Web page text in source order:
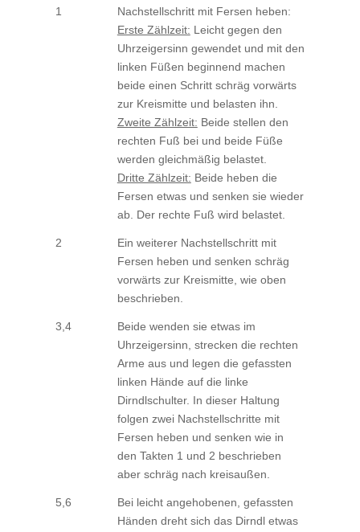
1
Nachstellschritt mit Fersen heben:
Erste Zählzeit: Leicht gegen den
Uhrzeigersinn gewendet und mit den
linken Füßen beginnend machen
beide einen Schritt schräg vorwärts
zur Kreismitte und belasten ihn.
Zweite Zählzeit: Beide stellen den
rechten Fuß bei und beide Füße
werden gleichmäßig belastet.
Dritte Zählzeit: Beide heben die
Fersen etwas und senken sie wieder
ab. Der rechte Fuß wird belastet.
2
Ein weiterer Nachstellschritt mit
Fersen heben und senken schräg
vorwärts zur Kreismitte, wie oben
beschrieben.
3,4
Beide wenden sie etwas im
Uhrzeigersinn, strecken die rechten
Arme aus und legen die gefassten
linken Hände auf die linke
Dirndlschulter. In dieser Haltung
folgen zwei Nachstellschritte mit
Fersen heben und senken wie in
den Takten 1 und 2 beschrieben
aber schräg nach kreisaußen.
5,6
Bei leicht angehobenen, gefassten
Händen dreht sich das Dirndl etwas